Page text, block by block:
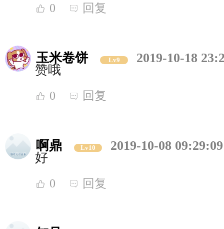
0 回复
玉米卷饼 Lv9
2019-10-18
赞哦
0 回复
啊鼎 Lv10
2019-10-08 09:29:09
好
0 回复